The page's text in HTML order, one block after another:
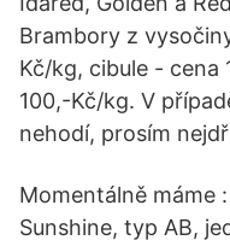
Brambory z
Kč/kg, cibule - cena
100,-Kč/kg. V
nehodí, prosím
Momentálně máme
Sunshine, typ AB,